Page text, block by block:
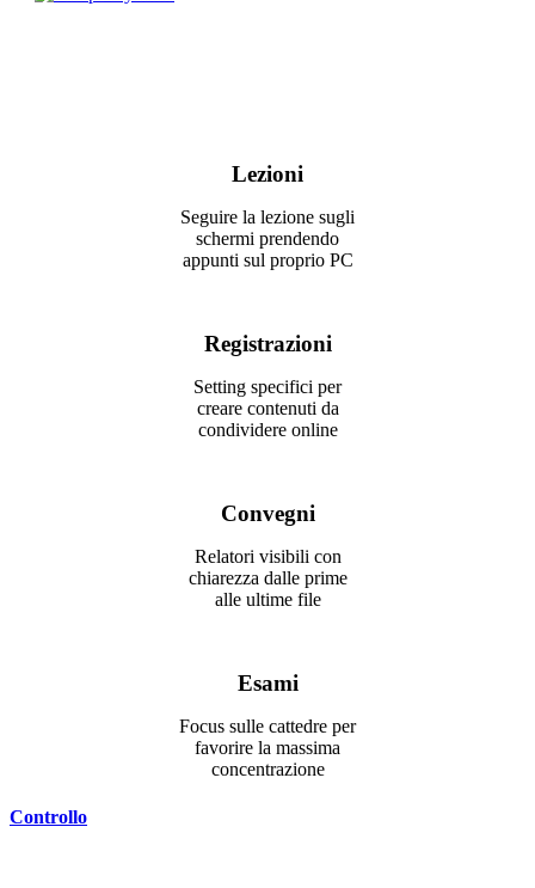
Lezioni
Seguire la lezione sugli
schermi prendendo
appunti sul proprio PC
Registrazioni
Setting specifici per
creare contenuti da
condividere online
Convegni
Relatori visibili con
chiarezza dalle prime
alle ultime file
Esami
Focus sulle cattedre per
favorire la massima
concentrazione
Controllo